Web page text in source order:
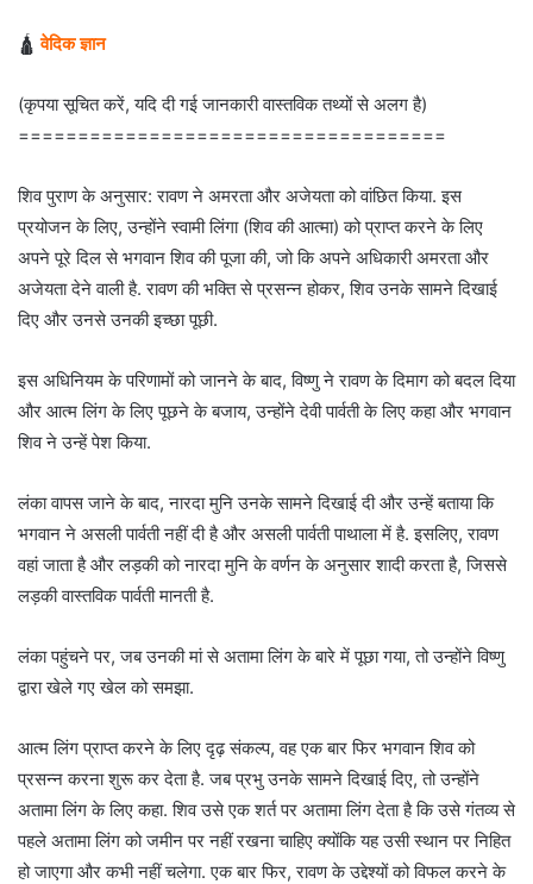
🛕वेदिक ज्ञान
(कृपया सूचित करें, यदि दी गई जानकारी वास्तविक तथ्यों से अलग है)
====================================
शिव पुराण के अनुसार: रावण ने अमरता और अजेयता को वांछित किया. इस
प्रयोजन के लिए, उन्होंने स्वामी लिंगा (शिव की आत्मा) को प्राप्त करने के लिए
अपने पूरे दिल से भगवान शिव की पूजा की, जो कि अपने अधिकारी अमरता और
अजेयता देने वाली है. रावण की भक्ति से प्रसन्न होकर, शिव उनके सामने दिखाई
दिए और उनसे उनकी इच्छा पूछी.
इस अधिनियम के परिणामों को जानने के बाद, विष्णु ने रावण के दिमाग को बदल दिया
और आत्म लिंग के लिए पूछने के बजाय, उन्होंने देवी पार्वती के लिए कहा और भगवान
शिव ने उन्हें पेश किया.
लंका वापस जाने के बाद, नारदा मुनि उनके सामने दिखाई दी और उन्हें बताया कि
भगवान ने असली पार्वती नहीं दी है और असली पार्वती पाथाला में है. इसलिए, रावण
वहां जाता है और लड़की को नारदा मुनि के वर्णन के अनुसार शादी करता है, जिससे
लड़की वास्तविक पार्वती मानती है.
लंका पहुंचने पर, जब उनकी मां से अतामा लिंग के बारे में पूछा गया, तो उन्होंने विष्णु
द्वारा खेले गए खेल को समझा.
आत्म लिंग प्राप्त करने के लिए दृढ़ संकल्प, वह एक बार फिर भगवान शिव को
प्रसन्न करना शुरू कर देता है. जब प्रभु उनके सामने दिखाई दिए, तो उन्होंने
अतामा लिंग के लिए कहा. शिव उसे एक शर्त पर अतामा लिंग देता है कि उसे गंतव्य से
पहले अतामा लिंग को जमीन पर नहीं रखना चाहिए क्योंकि यह उसी स्थान पर निहित
हो जाएगा और कभी नहीं चलेगा. एक बार फिर, रावण के उद्देश्यों को विफल करने के